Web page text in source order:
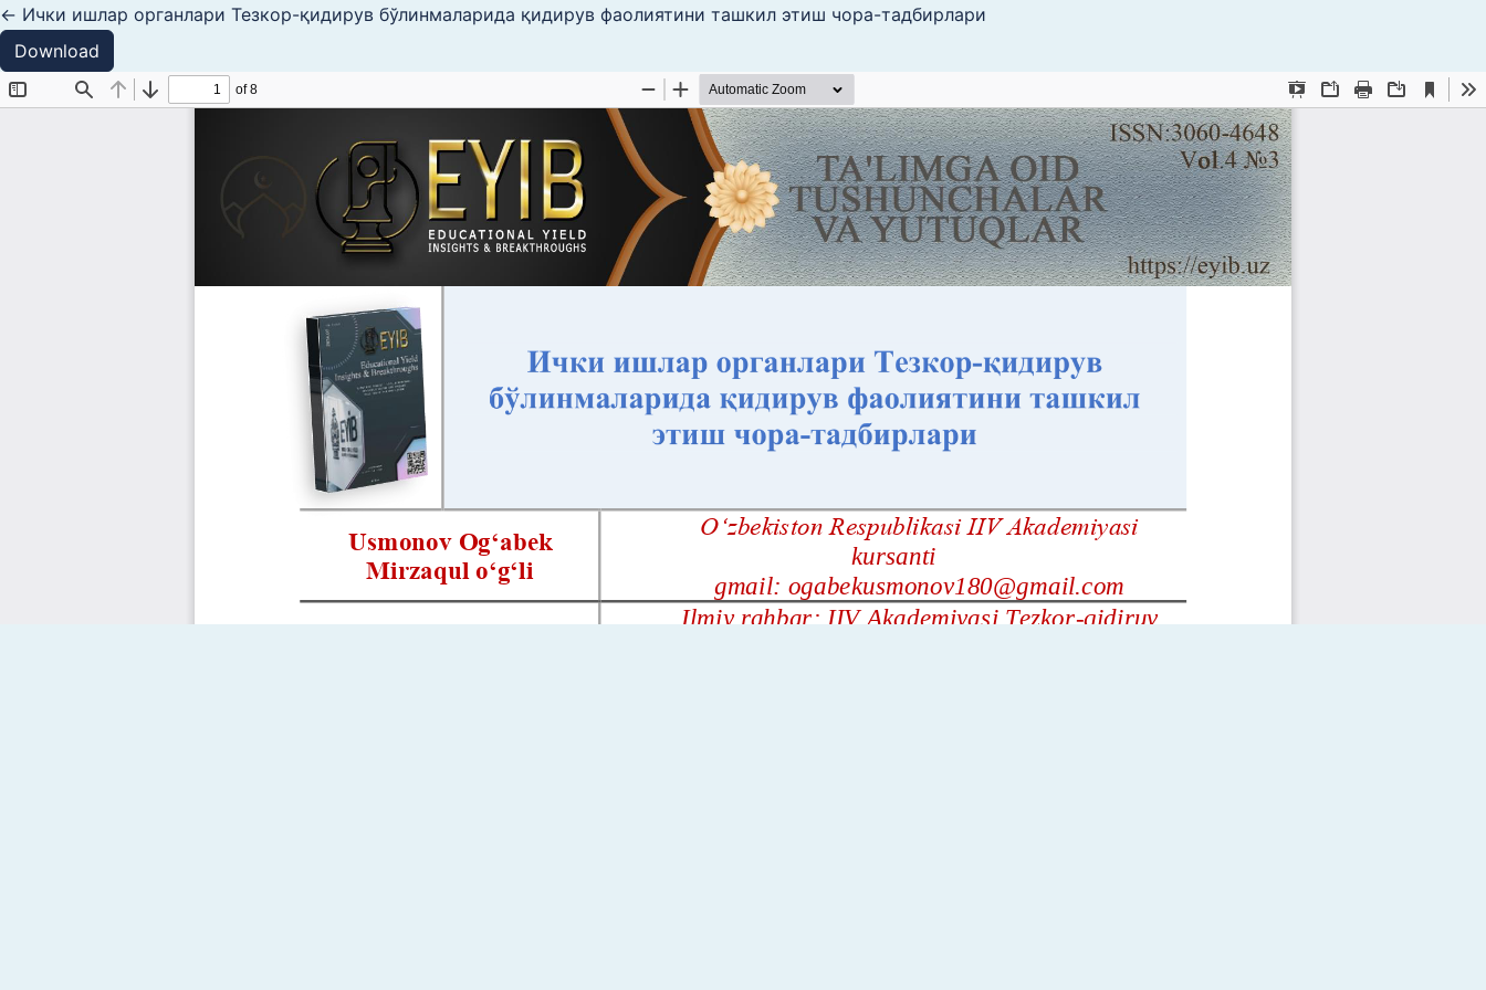
← Return to Article Details
Ички ишлар органлари Тезкор-қидирув бўлинмаларида қидирув фаолиятини ташкил этиш чора-тадбирлари
Download